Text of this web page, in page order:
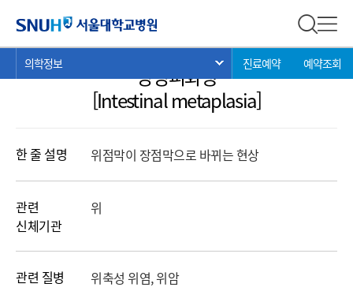
전체 검
현
재
의학정보 서브 메뉴 목록 열기
진료예약 예약조회
의학정보
장상피화생
[Intestinal metaplasia]
한 줄 설명 위점막이 장점막으로 바뀌는 현상
관련
신체기관
위
관련 질병 위축성 위염, 위암